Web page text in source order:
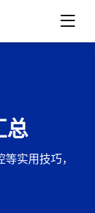
总
实用技巧，